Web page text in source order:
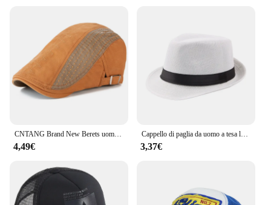
CNTANG Brand New Berets uomo moda Vintage cappello visiera Flat Skull Cap Beret Newsboy Caps per uomo in cotone regolabile di alta qualità
4,49€
Cappello di paglia da uomo a tesa larga alla moda donna estate tinta unita fedora Jazz berretto da sole cappelli da Cowboy Panama Casual all'aperto
3,37€